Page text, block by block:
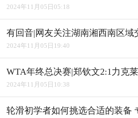
2024年11月05日05:18
2024年11月05日19:40
WTA年终总决赛|郑钦文2:1力克
2024年11月05日10:38
轮滑初学者如何挑选合适的装备